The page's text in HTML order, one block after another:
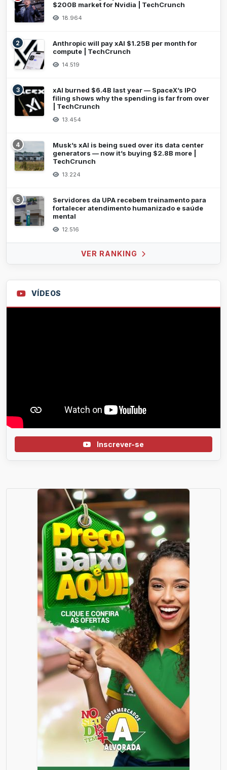
$200B market for Nvidia | TechCrunch
18.964
2
Anthropic will pay xAI $1.25B per month for
compute | TechCrunch
14.519
3
xAI burned $6.4B last year — SpaceX’s IPO
filing shows why the spending is far from over
| TechCrunch
13.454
4
Musk’s xAI is being sued over its data center
generators — now it’s buying $2.8B more |
TechCrunch
13.224
5
Servidores da UPA recebem treinamento para
fortalecer atendimento humanizado e saúde
mental
12.516
VER RANKING
VÍDEOS
Inscrever-se